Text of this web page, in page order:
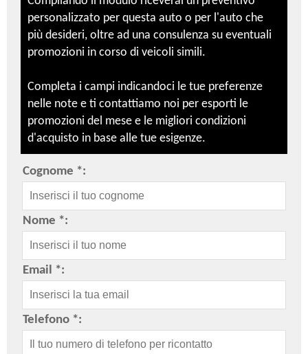
personalizzato per questa auto o per l'auto che
più desideri, oltre ad una consulenza su eventuali
promozioni in corso di veicoli simili.
Completa i campi indicandoci le tue preferenze
nelle note e ti contattiamo noi per esporti le
promozioni del mese e le migliori condizioni
d'acquisto in base alle tue esigenze.
Cognome *:
Nome *:
Email *:
Telefono *: